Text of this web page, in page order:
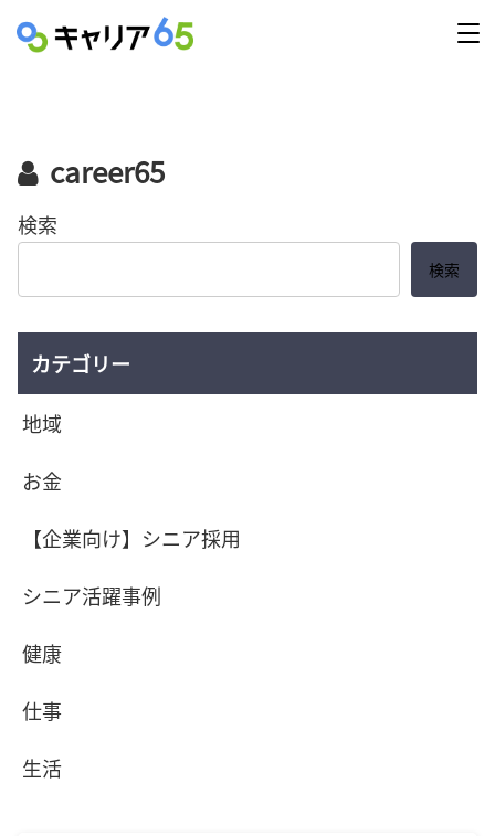
career65
検索
検索
カテゴリー
地域
お金
【企業向け】シニア採用
シニア活躍事例
健康
仕事
生活